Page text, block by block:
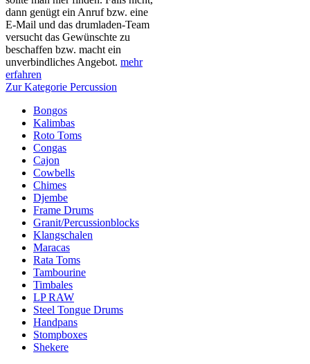
dann genügt ein Anruf bzw. eine
E-Mail und das drumladen-Team
versucht das Gewünschte zu
beschaffen bzw. macht ein
unverbindliches Angebot. mehr
erfahren
Zur Kategorie Percussion
Bongos
Kalimbas
Roto Toms
Congas
Cajon
Cowbells
Chimes
Djembe
Frame Drums
Granit/Percussionblocks
Klangschalen
Maracas
Rata Toms
Tambourine
Timbales
LP RAW
Steel Tongue Drums
Handpans
Stompboxes
Shekere